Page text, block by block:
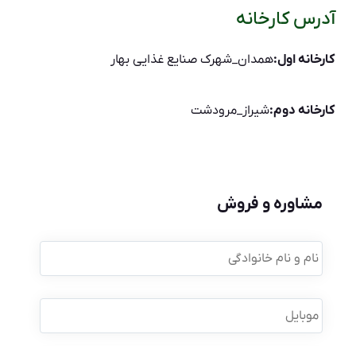
آدرس کارخانه
کارخانه اول:همدان_شهرک صنایع غذایی بهار
کارخانه دوم:شیراز_مرودشت
مشاوره و فروش
نام
و
نام
موبایل *